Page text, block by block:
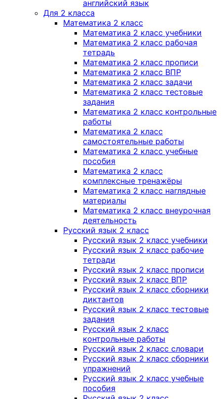
английский язык
Для 2 класса
Математика 2 класс
Математика 2 класс учебники
Математика 2 класс рабочая
тетрадь
Математика 2 класс прописи
Математика 2 класс ВПР
Математика 2 класс задачи
Математика 2 класс тестовые
задания
Математика 2 класс контрольные
работы
Математика 2 класс
самостоятельные работы
Математика 2 класс учебные
пособия
Математика 2 класс
комплексные тренажёры
Математика 2 класс наглядные
материалы
Математика 2 класс внеурочная
деятельность
Русский язык 2 класс
Русский язык 2 класс учебники
Русский язык 2 класс рабочие
тетради
Русский язык 2 класс прописи
Русский язык 2 класс ВПР
Русский язык 2 класс сборники
диктантов
Русский язык 2 класс тестовые
задания
Русский язык 2 класс
контрольные работы
Русский язык 2 класс словари
Русский язык 2 класс сборники
упражнений
Русский язык 2 класс учебные
пособия